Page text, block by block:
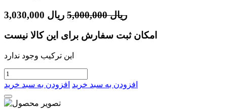
3,030,000 ریال 5,000,000 ریال
امکان ثبت سفارش برای این کالا نیست
این ترکیب وجود ندارد
افزودن به سبد خرید افزودن به سبد خرید